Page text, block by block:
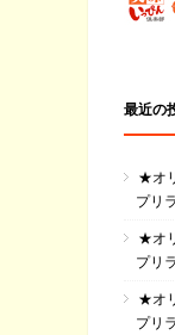
最近の
★オ
プリ
★オ
プリ
★オ
プリ